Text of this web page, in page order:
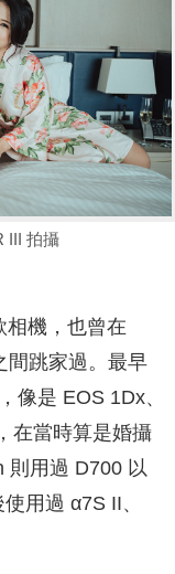
III 拍攝
相機，也曾在
間跳家過。最早
像是 EOS 1Dx、
在當時算是婚攝
則用過 D700 以
用過 α7S II、